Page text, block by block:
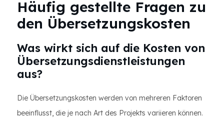
Häufig gestellte Fragen zu
den Übersetzungskosten
Was wirkt sich auf die Kosten von
Übersetzungsdienstleistungen
aus?
Die Übersetzungskosten werden von mehreren Faktoren
beeinflusst, die je nach Art des Projekts variieren können.